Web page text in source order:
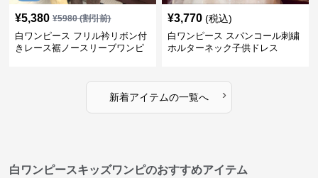
¥5,380 ¥5980(割引前)
白ワンピース フリル衿リボン付
きレース裾ノースリーブワンピ
¥3,770 (税込)
白ワンピース スパンコール刺繍
ホルターネック子供ドレス
新着アイテムの一覧へ ›
白ワンピースキッズワンピのおすすめアイテム